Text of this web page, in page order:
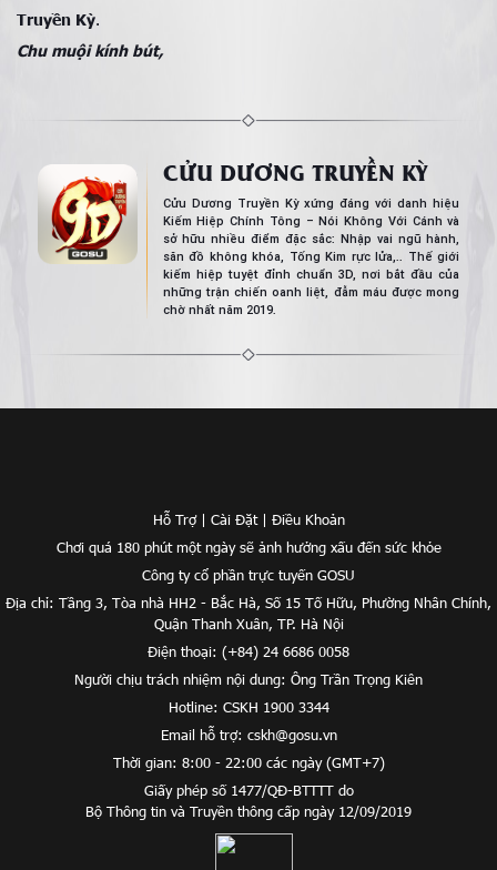
Truyền Kỳ.
Chu muội kính bút,
CỬU DƯƠNG TRUYỀN KỲ
Cửu Dương Truyền Kỳ xứng đáng với danh hiệu
Kiếm Hiệp Chính Tông – Nói Không Với Cánh và
sở hữu nhiều điểm đặc sắc: Nhập vai ngũ hành,
săn đồ không khóa, Tống Kim rực lửa,.. Thế giới
kiếm hiệp tuyệt đỉnh chuẩn 3D, nơi bắt đầu của
những trận chiến oanh liệt, đẫm máu được mong
chờ nhất năm 2019.
Hỗ Trợ| Cài Đặt| Điều Khoản
Chơi quá 180 phút một ngày sẽ ảnh hưởng xấu đến sức khỏe
Công ty cổ phần trực tuyến GOSU
Địa chỉ: Tầng 3, Tòa nhà HH2 - Bắc Hà, Số 15 Tố Hữu, Phường Nhân Chính,
Quận Thanh Xuân, TP. Hà Nội
Điện thoại: (+84) 24 6686 0058
Người chịu trách nhiệm nội dung: Ông Trần Trọng Kiên
Hotline: CSKH 1900 3344
Email hỗ trợ: cskh@gosu.vn
Thời gian: 8:00 - 22:00 các ngày (GMT+7)
Giấy phép số 1477/QĐ-BTTTT do
Bộ Thông tin và Truyền thông cấp ngày 12/09/2019